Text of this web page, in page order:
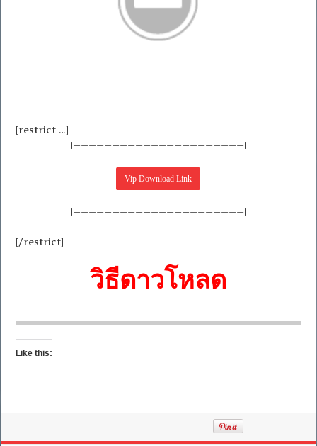
[restrict …]
|——————————————————————|
|——————————————————————|
[/restrict]
วิธีดาวโหลด
Like this: